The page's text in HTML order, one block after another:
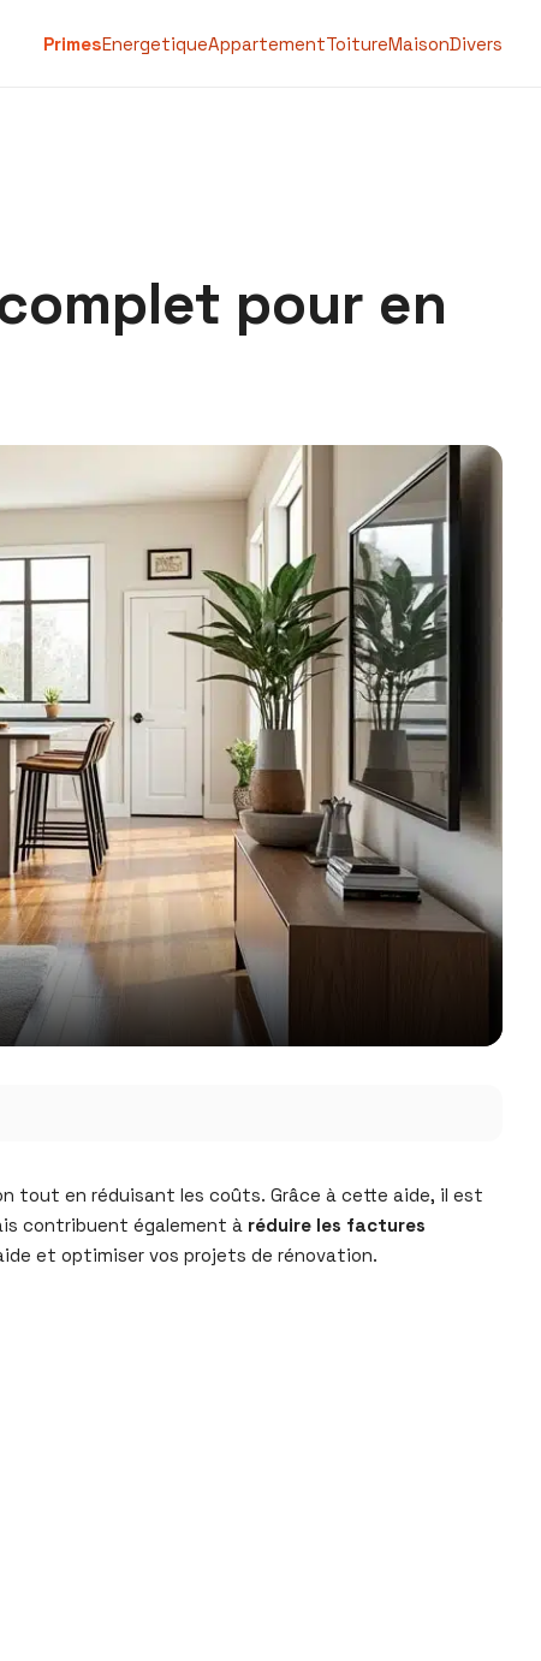
PrimesEnergetiqueAppartementToitureMaisonDivers
pour en
tout en réduisant les coûts. Grâce à cette aide, il est
contribuent également à réduire les factures
et optimiser vos projets de rénovation.